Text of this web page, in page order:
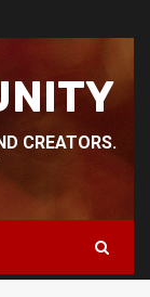
CREATORS.